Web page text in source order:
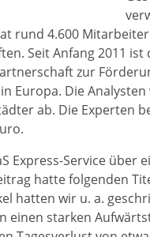
rund 4.600
Seit Anfang 2011
zur
Europa. Die
ab. Die Experten
Express-Service über
hatte folgenden
hatten wir u. a.
einen starken